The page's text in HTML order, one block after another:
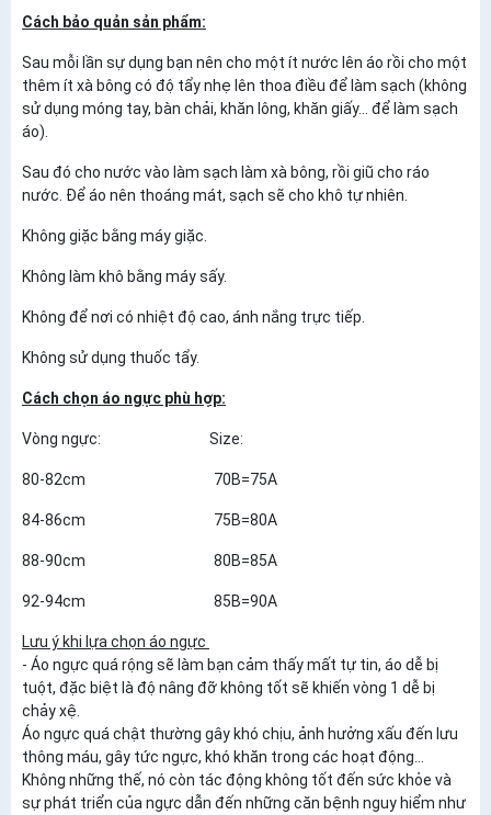
Cách bảo quản sản phẩm:
Sau mỗi lần sự dụng bạn nên cho một ít nước lên áo rồi cho một
thêm ít xà bông có độ tẩy nhẹ lên thoa điều để làm sạch (không
sử dụng móng tay, bàn chải, khăn lông, khăn giấy... để làm sạch
áo).
Sau đó cho nước vào làm sạch làm xà bông, rồi giũ cho ráo
nước. Để áo nên thoáng mát, sạch sẽ cho khô tự nhiên.
Không giặc bằng máy giặc.
Không làm khô bằng máy sấy.
Không để nơi có nhiệt độ cao, ánh nắng trực tiếp.
Không sử dụng thuốc tẩy.
Cách chọn áo ngực phù hợp:
Vòng ngực: Size:
80-82cm 70B=75A
84-86cm 75B=80A
88-90cm 80B=85A
92-94cm 85B=90A
Lưu ý khi lựa chọn áo ngực
- Áo ngực quá rộng sẽ làm bạn cảm thấy mất tự tin, áo dễ bị
tuột, đặc biệt là độ nâng đỡ không tốt sẽ khiến vòng 1 dễ bị
chảy xệ.
Áo ngực quá chật thường gây khó chịu, ảnh hưởng xấu đến lưu
thông máu, gây tức ngực, khó khăn trong các hoạt động...
Không những thế, nó còn tác động không tốt đến sức khỏe và
sự phát triển của ngực dẫn đến những căn bệnh nguy hiểm như